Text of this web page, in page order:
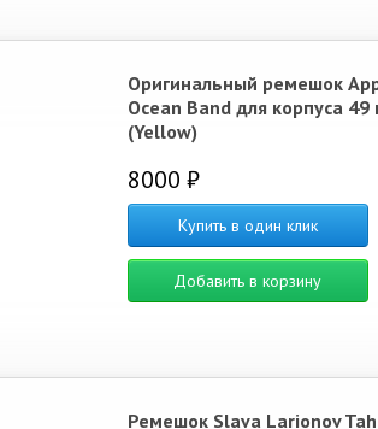
Оригинальный ремешок
Ocean Band для корпуса
(Yellow)
8000 ₽
Купить в один клик
Добавить в корзину
Ремешок Slava Larionov